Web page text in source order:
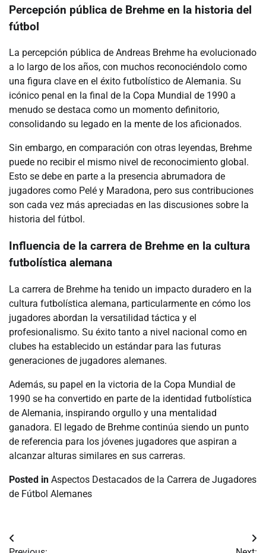
Percepción pública de Brehme en la historia del
fútbol
La percepción pública de Andreas Brehme ha evolucionado
a lo largo de los años, con muchos reconociéndolo como
una figura clave en el éxito futbolístico de Alemania. Su
icónico penal en la final de la Copa Mundial de 1990 a
menudo se destaca como un momento definitorio,
consolidando su legado en la mente de los aficionados.
Sin embargo, en comparación con otras leyendas, Brehme
puede no recibir el mismo nivel de reconocimiento global.
Esto se debe en parte a la presencia abrumadora de
jugadores como Pelé y Maradona, pero sus contribuciones
son cada vez más apreciadas en las discusiones sobre la
historia del fútbol.
Influencia de la carrera de Brehme en la cultura
futbolística alemana
La carrera de Brehme ha tenido un impacto duradero en la
cultura futbolística alemana, particularmente en cómo los
jugadores abordan la versatilidad táctica y el
profesionalismo. Su éxito tanto a nivel nacional como en
clubes ha establecido un estándar para las futuras
generaciones de jugadores alemanes.
Además, su papel en la victoria de la Copa Mundial de
1990 se ha convertido en parte de la identidad futbolística
de Alemania, inspirando orgullo y una mentalidad
ganadora. El legado de Brehme continúa siendo un punto
de referencia para los jóvenes jugadores que aspiran a
alcanzar alturas similares en sus carreras.
Posted in Aspectos Destacados de la Carrera de Jugadores
de Fútbol Alemanes
Post